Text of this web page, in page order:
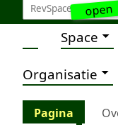
open
Space
Organisatie
Pagina